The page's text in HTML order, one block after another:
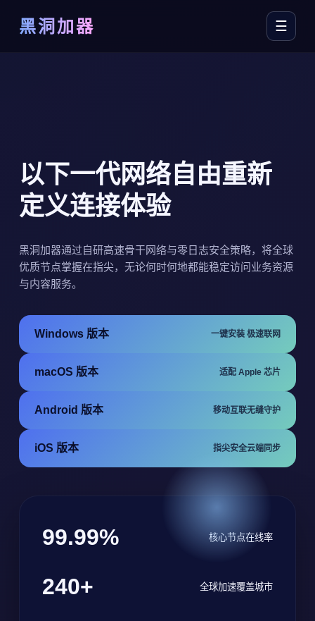
黑洞加器 ☰
以下一代网络自 由重新
定义连接体验
黑洞加器通过自研高速骨干网络与零日志安全策略，将全球
优质节点掌握在指尖，无论何时何地都能稳定访问业务资源
与内容服务。
Windows 版本 一键安装 极速联网
macOS 版本 适配 Apple 芯片
Android 版本 移动互联无缝守护
iOS 版本 指尖安全云端同步
99.99% 核心节点在线率
240+ 全球加速覆盖城市